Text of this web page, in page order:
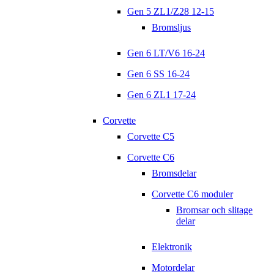
Gen 5 ZL1/Z28 12-15
Bromsljus
Gen 6 LT/V6 16-24
Gen 6 SS 16-24
Gen 6 ZL1 17-24
Corvette
Corvette C5
Corvette C6
Bromsdelar
Corvette C6 moduler
Bromsar och slitage
delar
Elektronik
Motordelar